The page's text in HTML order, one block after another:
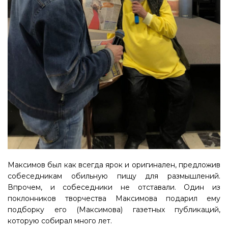
Максимов был как всегда ярок и оригинален, предложив
собеседникам обильную пищу для размышлений.
Впрочем, и собеседники не отставали. Один из
поклонников творчества Максимова подарил ему
подборку его (Максимова) газетных публикаций,
которую собирал много лет.